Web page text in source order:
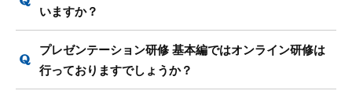
いますか？
プレゼンテーション研修 基本編ではオンライン研修は
行っておりますでしょうか？